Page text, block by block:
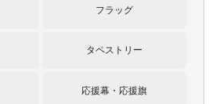
フラッグ
タペストリー
応援幕・応援旗